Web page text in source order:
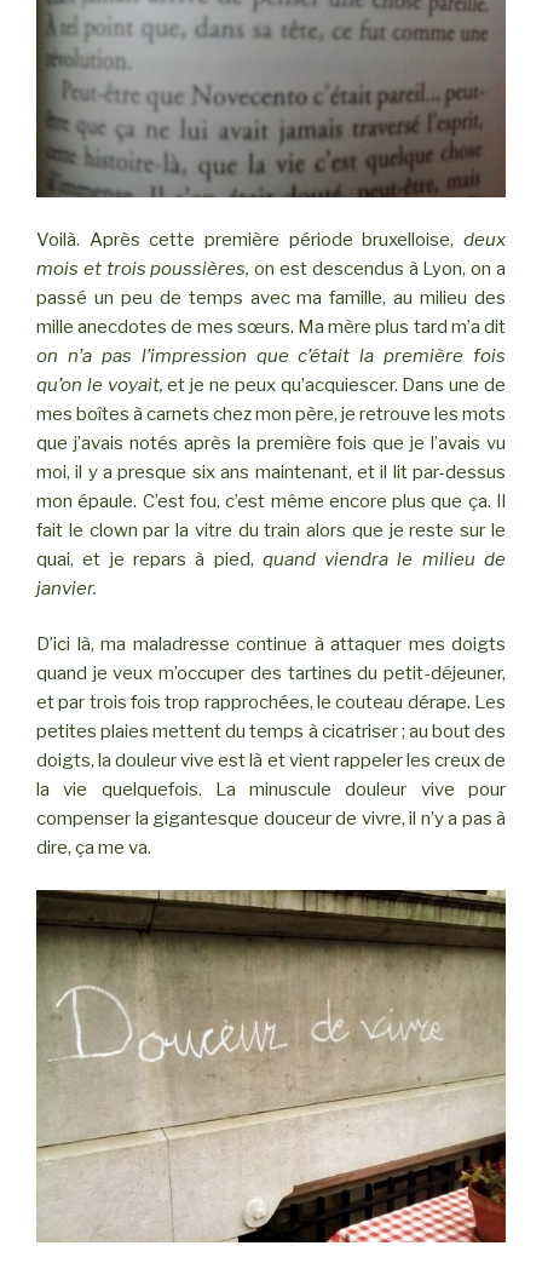
Voilà. Après cette première période bruxelloise, deux
mois et trois poussières,on est descendus à Lyon, on a
passé un peu de temps avec ma famille, au milieu des
mille anecdotes de mes sœurs. Ma mère plus tard m’a dit
on n’a pas l’impression que c’était la première fois
qu’on le voyait,et je ne peux qu’acquiescer. Dans une de
mes boîtes à carnets chez mon père, je retrouve les mots
que j’avais notés après la première fois que je l’avais vu
moi, il y a presque six ans maintenant, et il lit par-dessus
mon épaule. C’est fou, c’est même encore plus que ça. Il
fait le clown par la vitre du train alors que je reste sur le
quai, et je repars à pied, quand viendra le milieu de
janvier.
D’ici là, ma maladresse continue à attaquer mes doigts
quand je veux m’occuper des tartines du petit-déjeuner,
et par trois fois trop rapprochées, le couteau dérape. Les
petites plaies mettent du temps à cicatriser ; au bout des
doigts, la douleur vive est là et vient rappeler les creux de
la vie quelquefois. La minuscule douleur vive pour
compenser la gigantesque douceur de vivre, il n’y a pas à
dire, ça me va.